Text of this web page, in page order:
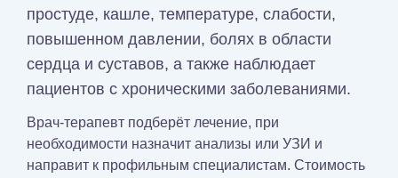
простуде, кашле, температуре, слабости,
повышенном давлении, болях в области
сердца и суставов, а также наблюдает
пациентов с хроническими заболеваниями.
Врач-терапевт подберёт лечение, при
необходимости назначит анализы или УЗИ и
направит к профильным специалистам. Стоимость